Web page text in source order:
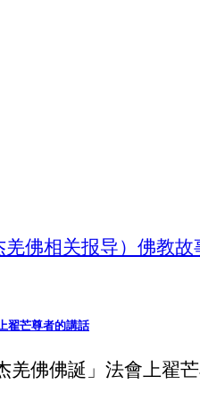
佛相关报导） 佛教故
翟芒尊者的講話
佛佛誕」法會上翟